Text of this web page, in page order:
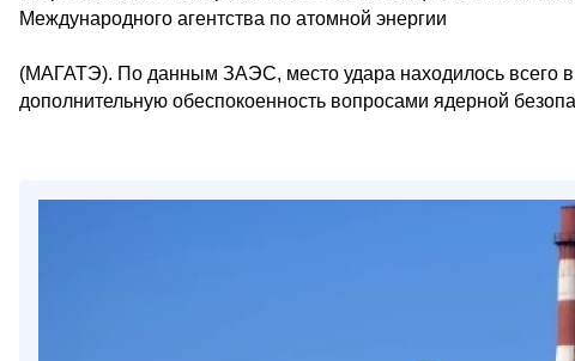
Международного агентства по атомной энергии
(МАГАТЭ). По данным ЗАЭС, место удара находилось всего в
дополнительную обеспокоенность вопросами ядерной